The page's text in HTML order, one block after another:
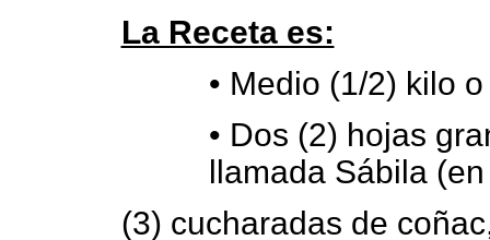
La Receta es:
• Medio (1/2) kilo
• Dos (2) hojas
llamada Sábila
(3) cucharadas de